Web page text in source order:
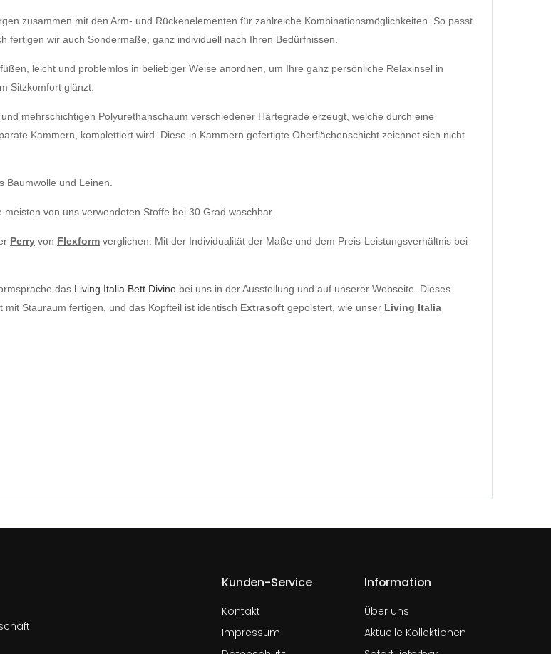
zusammen mit den Arm- und Rückenelementen für zahlreiche Kombinationsmöglichkeiten. So passt
fertigen wir auch Sondermaße, ganz individuell nach Ihren Bedürfnissen.
leicht und problemlos in beliebiger Weise anordnen, um Ihre ganz persönliche Relaxinsel in
Sitzkomfort glänzt.
mehrschichtigen Polyurethanschaum verschiedener Härtegrade erzeugt, welche durch eine
Kammern, komplettiert wird. Diese in Kammern gefertigte Oberflächenschicht zeichnet sich nicht
Baumwolle und Leinen.
von uns verwendeten Stoffe bei 30 Grad waschbar.
Perry von Flexform verglichen. Mit der Individualität der Maße und dem Preis-Leistungsverhältnis bei
das Living Italia Bett Divino bei uns in der Ausstellung und auf unserer Webseite. Dieses
Stauraum fertigen, und das Kopfteil ist identisch Extrasoft gepolstert, wie unser Living Italia
Kunden-Service
Kontakt
Impressum
Information
Über uns
Aktuelle Kollektionen